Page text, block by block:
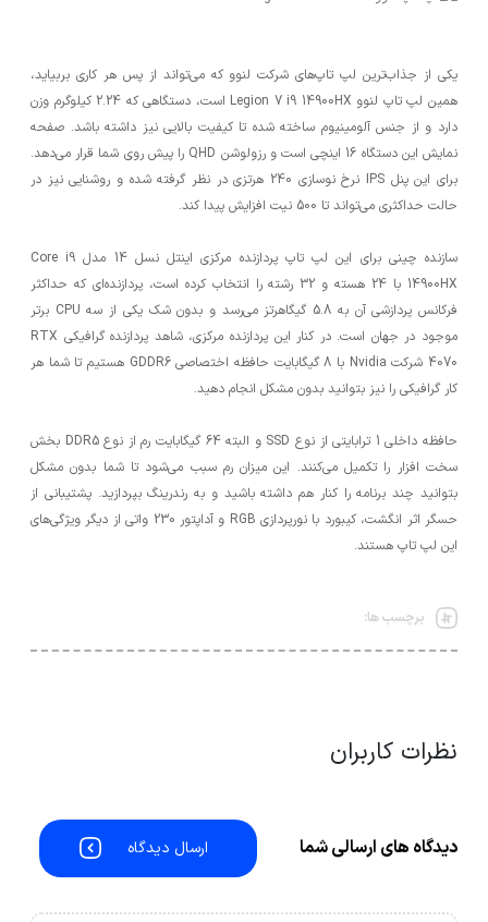
یکی از جذاب‌ترین لپ تاپ‌های شرکت لنوو که می‌تواند از پس هر کاری بربیاید،
همین لپ تاپ لنوو Legion 7 i9 14900HX است، دستگاهی که 2.24 کیلوگرم وزن
دارد و از جنس آلومینیوم ساخته شده تا کیفیت بالایی نیز داشته باشد. صفحه
نمایش این دستگاه 16 اینچی است و رزولوشن QHD را پیش روی شما قرار می‌دهد.
برای این پنل IPS نرخ نوسازی 240 هرتزی در نظر گرفته شده و روشنایی نیز در
حالت حداکثری می‌تواند تا 500 نیت افزایش پیدا کند.
سازنده چینی برای این لپ تاپ پردازنده مرکزی اینتل نسل 14 مدل Core i9
14900HX با 24 هسته و 32 رشته را انتخاب کرده است، پردازنده‌ای که حداکثر
فرکانس پردازشی آن به 5.8 گیگاهرتز می‌رسد و بدون شک یکی از سه CPU برتر
موجود در جهان است. در کنار این پردازنده مرکزی، شاهد پردازنده گرافیکی RTX
4070 شرکت Nvidia با 8 گیگابایت حافظه اختصاصی GDDR6 هستیم تا شما هر
کار گرافیکی را نیز بتوانید بدون مشکل انجام دهید.
حافظه داخلی 1 ترابایتی از نوع SSD و البته 64 گیگابایت رم از نوع DDR5 بخش
سخت افزار را تکمیل می‌کنند. این میزان رم سبب می‌شود تا شما بدون مشکل
بتوانید چند برنامه را کنار هم داشته باشید و به رندرینگ بپردازید. پشتیبانی از
حسگر اثر انگشت، کیبورد با نورپردازی RGB و آداپتور 230 واتی از دیگر ویژگی‌های
این لپ تاپ هستند.
برچسب ها:
نظرات کاربران
دیدگاه های ارسالی شما ارسال دیدگاه